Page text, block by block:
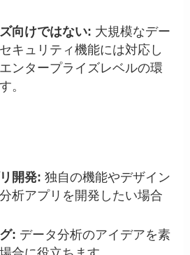
向けではない: 大規模なデー
キュリティ機能には対応し
ンタープライズレベルの環
。
開発: 独自の機能やデザイン
析アプリを開発したい場合
: データ分析のアイデアを素